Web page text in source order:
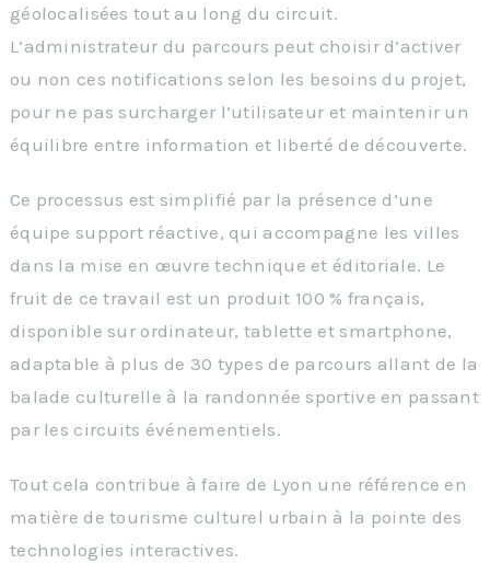
géolocalisées tout au long du circuit.
L’administrateur du parcours peut choisir d’activer
ou non ces notifications selon les besoins du projet,
pour ne pas surcharger l’utilisateur et maintenir un
équilibre entre information et liberté de découverte.
Ce processus est simplifié par la présence d’une
équipe support réactive, qui accompagne les villes
dans la mise en œuvre technique et éditoriale. Le
fruit de ce travail est un produit 100 % français,
disponible sur ordinateur, tablette et smartphone,
adaptable à plus de 30 types de parcours allant de la
balade culturelle à la randonnée sportive en passant
par les circuits événementiels.
Tout cela contribue à faire de Lyon une référence en
matière de tourisme culturel urbain à la pointe des
technologies interactives.